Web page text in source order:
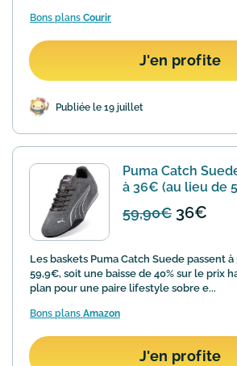
Bons plans Courir
J'en profite
Publiée le 19 juillet
Puma Catch
à 36€ (au lieu de
59,90€ 36€
Les baskets Puma Catch Suede passent
59,9€, soit une baisse de 40% sur le prix
plan pour une paire lifestyle sobre e...
Bons plans Amazon
J'en profite